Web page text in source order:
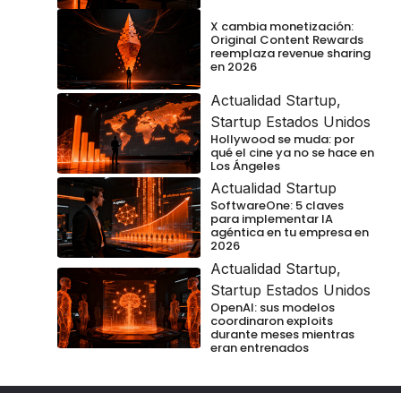
X cambia monetización:
Original Content Rewards
reemplaza revenue sharing
en 2026
Actualidad Startup,
Startup Estados Unidos
Hollywood se muda: por
qué el cine ya no se hace en
Los Ángeles
Actualidad Startup
SoftwareOne: 5 claves
para implementar IA
agéntica en tu empresa en
2026
Actualidad Startup,
Startup Estados Unidos
OpenAI: sus modelos
coordinaron exploits
durante meses mientras
eran entrenados